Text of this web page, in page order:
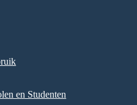
en Studenten